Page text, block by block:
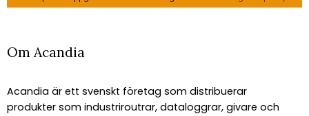
Om Acandia
Acandia är ett svenskt företag som distribuerar
produkter som industriroutrar, dataloggrar, givare och